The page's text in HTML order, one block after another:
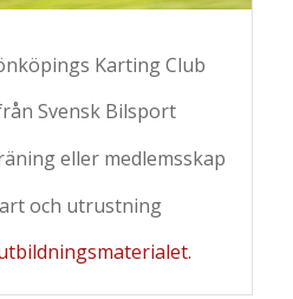
Karting Club
Svensk Bilsport
eller medlemsskap
och utrustning